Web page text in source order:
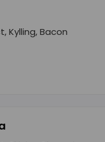
Kylling, Bacon